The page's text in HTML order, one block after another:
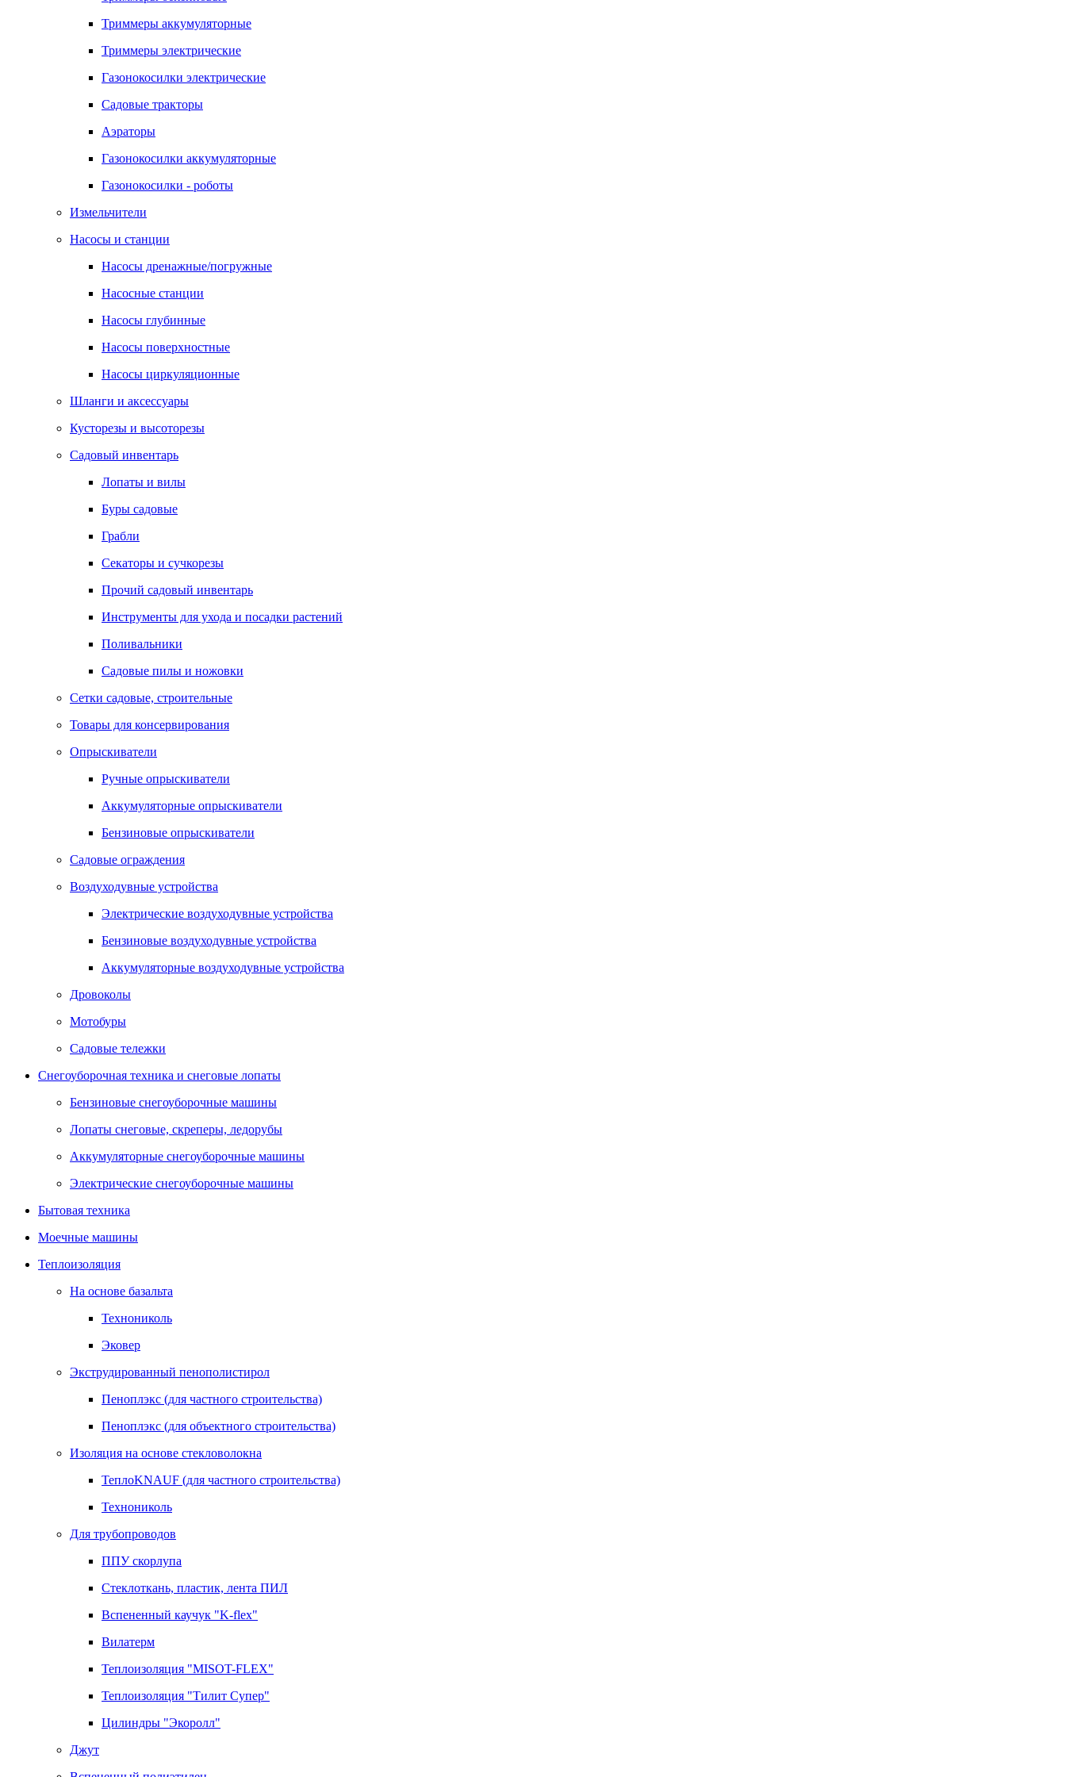
Триммеры аккумуляторные
Триммеры электрические
Газонокосилки электрические
Садовые тракторы
Аэраторы
Газонокосилки аккумуляторные
Газонокосилки - роботы
Измельчители
Насосы и станции
Насосы дренажные/погружные
Насосные станции
Насосы глубинные
Насосы поверхностные
Насосы циркуляционные
Шланги и аксессуары
Кусторезы и высоторезы
Садовый инвентарь
Лопаты и вилы
Буры садовые
Грабли
Секаторы и сучкорезы
Прочий садовый инвентарь
Инструменты для ухода и посадки растений
Поливальники
Садовые пилы и ножовки
Сетки садовые, строительные
Товары для консервирования
Опрыскиватели
Ручные опрыскиватели
Аккумуляторные опрыскиватели
Бензиновые опрыскиватели
Садовые ограждения
Воздуходувные устройства
Электрические воздуходувные устройства
Бензиновые воздуходувные устройства
Аккумуляторные воздуходувные устройства
Дровоколы
Мотобуры
Садовые тележки
Снегоуборочная техника и снеговые лопаты
Бензиновые снегоуборочные машины
Лопаты снеговые, скреперы, ледорубы
Аккумуляторные снегоуборочные машины
Электрические снегоуборочные машины
Бытовая техника
Моечные машины
Теплоизоляция
На основе базальта
Технониколь
Эковер
Экструдированный пенополистирол
Пеноплэкс (для частного строительства)
Пеноплэкс (для объектного строительства)
Изоляция на основе стекловолокна
ТеплоKNAUF (для частного строительства)
Технониколь
Для трубопроводов
ППУ скорлупа
Стеклоткань, пластик, лента ПИЛ
Вспененный каучук "K-flex"
Вилатерм
Теплоизоляция "MISOT-FLEX"
Теплоизоляция "Тилит Супер"
Цилиндры "Экоролл"
Джут